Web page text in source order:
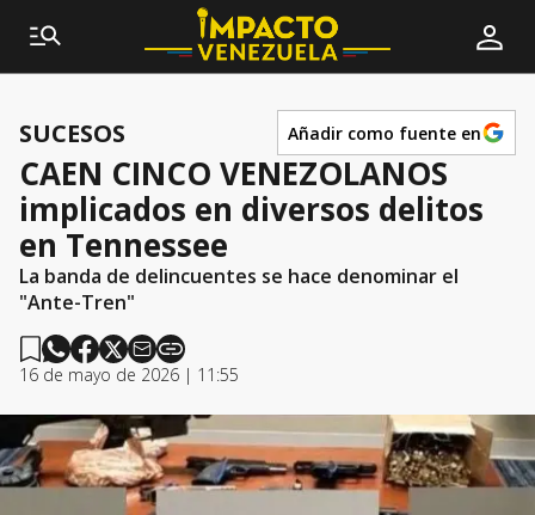
SUCESOS Añadir como fuente en
CAEN CINCO VENEZOLANOS
implicados en diversos delitos
en Tennessee
La banda de delincuentes se hace denominar el
"Ante-Tren"
16 de mayo de 2026 | 11:55